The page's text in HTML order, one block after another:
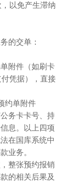
以免产生滞纳
的交单：
附件（如刷卡
凭据），直接
约单附件
务卡卡号、持
息。以上四项
在国库系统中
业务。
整张预约报销
的相关后果及